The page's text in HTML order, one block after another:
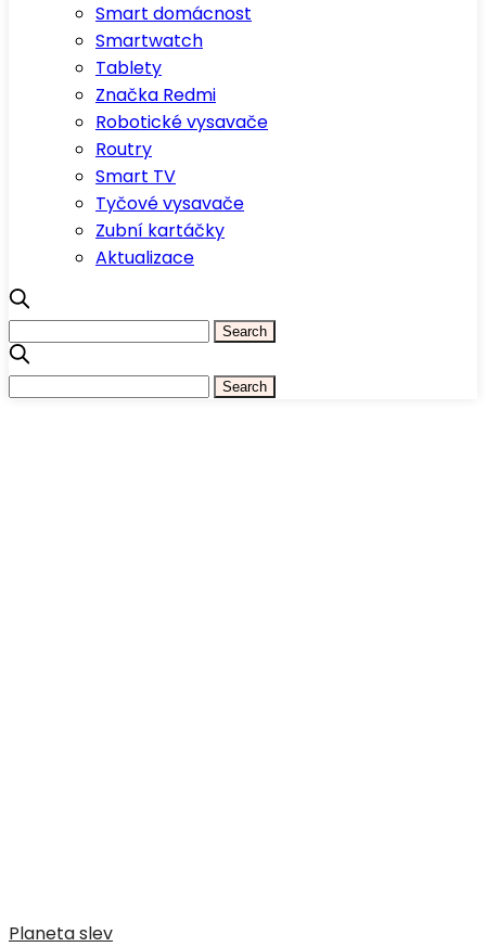
Smart domácnost
Smartwatch
Tablety
Značka Redmi
Robotické vysavače
Routry
Smart TV
Tyčové vysavače
Zubní kartáčky
Aktualizace
Planeta slev